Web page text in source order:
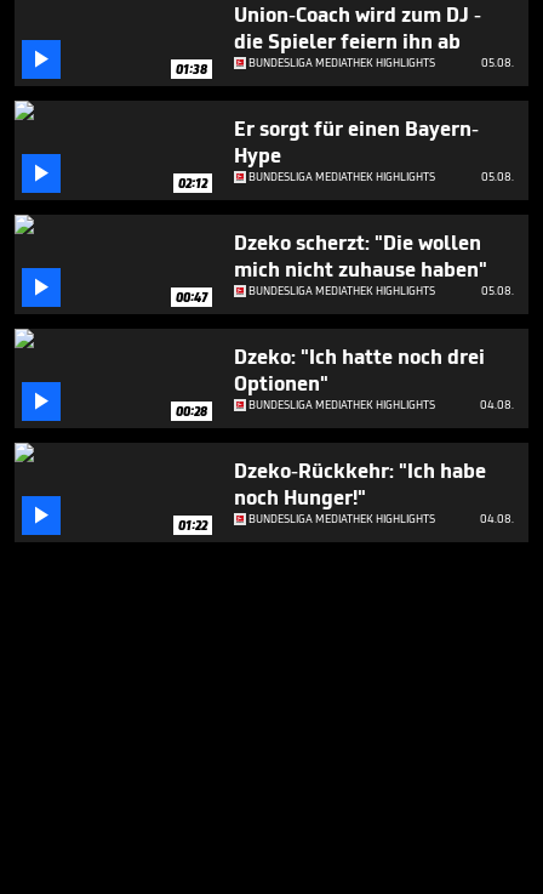
 01:38
Union-Coach wird zum DJ -
die Spieler feiern ihn ab
BUNDESLIGA MEDIATHEK HIGHLIGHTS 05.08.
 02:12
Er sorgt für einen Bayern-
Hype
BUNDESLIGA MEDIATHEK HIGHLIGHTS 05.08.
 00:47
Dzeko scherzt: "Die wollen
mich nicht zuhause haben"
BUNDESLIGA MEDIATHEK HIGHLIGHTS 05.08.
 00:28
Dzeko: "Ich hatte noch drei
Optionen"
BUNDESLIGA MEDIATHEK HIGHLIGHTS 04.08.
 01:22
Dzeko-Rückkehr: "Ich habe
noch Hunger!"
BUNDESLIGA MEDIATHEK HIGHLIGHTS 04.08.